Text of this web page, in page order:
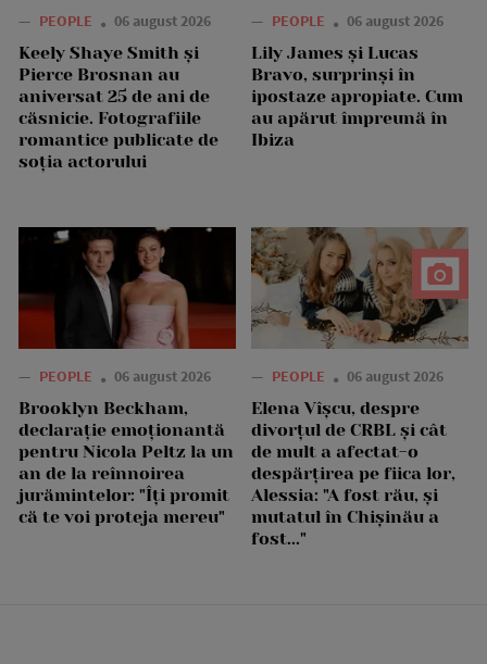
— PEOPLE 06 august 2026
Keely Shaye Smith și
Pierce Brosnan au
aniversat 25 de ani de
căsnicie. Fotografiile
romantice publicate de
soția actorului
— PEOPLE 06 august 2026
Lily James și Lucas
Bravo, surprinși în
ipostaze apropiate. Cum
au apărut împreună în
Ibiza
— PEOPLE 06 august 2026
Brooklyn Beckham,
declarație emoționantă
pentru Nicola Peltz la un
an de la reînnoirea
jurămintelor: "Îți promit
că te voi proteja mereu"
— PEOPLE 06 august 2026
Elena Vîșcu, despre
divorțul de CRBL și cât
de mult a afectat-o
despărțirea pe fiica lor,
Alessia: "A fost rău, și
mutatul în Chișinău a
fost..."